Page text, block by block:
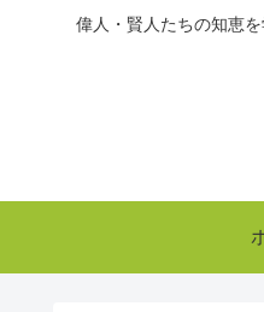
偉人・賢人たちの知恵